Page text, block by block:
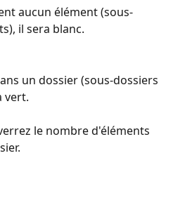
aucun élément (sous-
il sera blanc.
un dossier (sous-dossiers
vert.
le nombre d'éléments